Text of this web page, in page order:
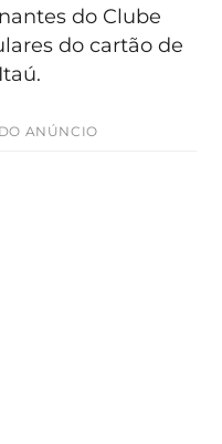
do Clube
do cartão de
ANÚNCIO